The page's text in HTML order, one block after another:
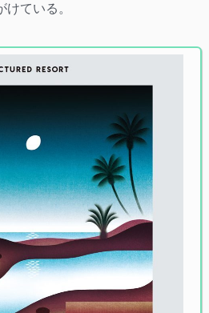
ている。